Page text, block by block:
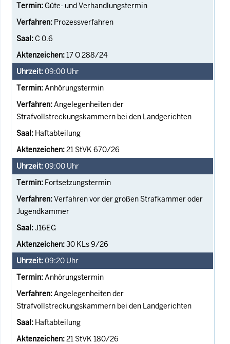
Güte- und Verhandlungstermin
Prozessverfahren
C 0.6
17 O 288/24
09:00 Uhr
Anhörungstermin
Angelegenheiten der
Strafvollstreckungskammern bei den Landgerichten
Haftabteilung
21 StVK 670/26
09:00 Uhr
Fortsetzungstermin
Verfahren vor der großen Strafkammer oder
Jugendkammer
J16EG
30 KLs 9/26
09:20 Uhr
Anhörungstermin
Angelegenheiten der
Strafvollstreckungskammern bei den Landgerichten
Haftabteilung
21 StVK 180/26